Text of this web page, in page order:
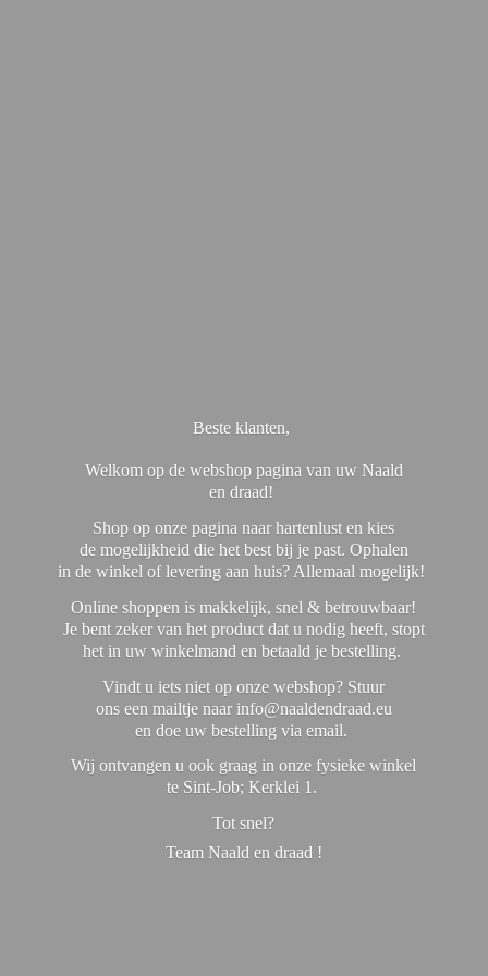
Beste klanten,
Welkom op de webshop pagina van uw Naald
en draad!
Shop op onze pagina naar hartenlust en kies
de mogelijkheid die het best bij je past. Ophalen
in de winkel of levering aan huis? Allemaal mogelijk!
Online shoppen is makkelijk, snel & betrouwbaar!
Je bent zeker van het product dat u nodig heeft, stopt
het in uw winkelmand en betaald je bestelling.
Vindt u iets niet op onze webshop? Stuur
ons een mailtje naar info@naaldendraad.eu
en doe uw bestelling via email.
Wij ontvangen u ook graag in onze fysieke winkel
te Sint-Job; Kerklei 1.
Tot snel?
Team Naald en draad !